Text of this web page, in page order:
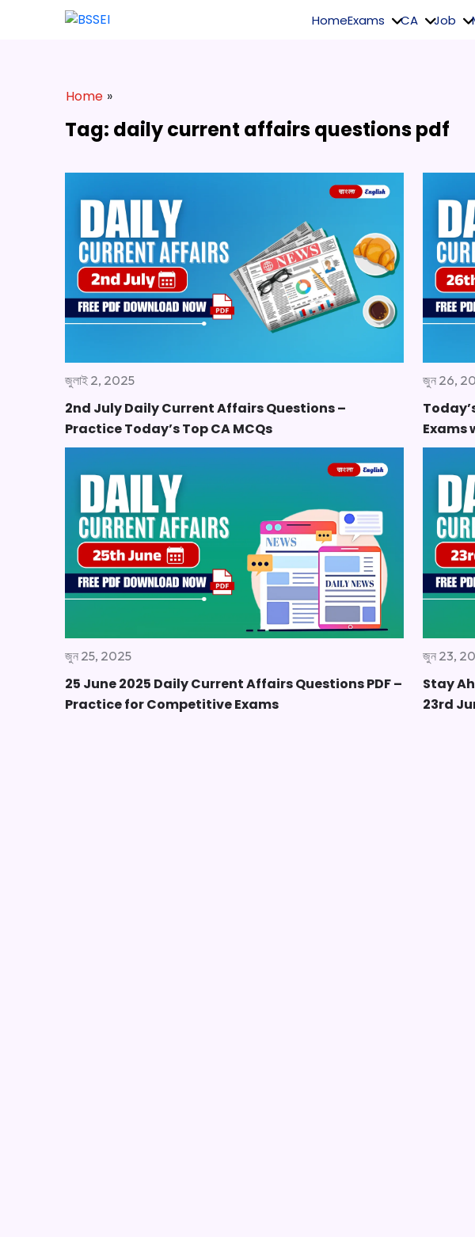
HomeExams CA Job
Home »
Tag: daily current affairs questions pdf
জুলাই 2, 2025
2nd July Daily Current Affairs Questions –
Practice Today’s Top CA MCQs
জুন 26,
Exams
জুন 25, 2025
25 June 2025 Daily Current Affairs Questions PDF –
Practice for Competitive Exams
জুন 23,
Stay
23rd